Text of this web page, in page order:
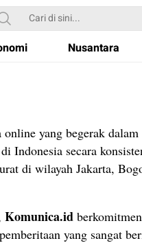
Nusantara
online yang begerak
Indonesia secara
di wilayah Jakarta,
Komunica.id
yang sangat